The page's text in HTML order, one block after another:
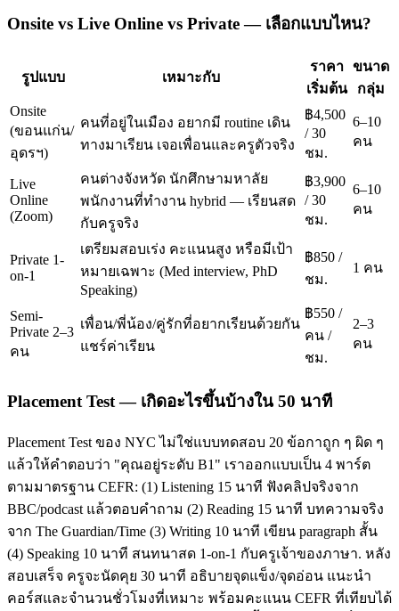
Onsite vs Live Online vs Private — เลือกแบบไหน?
รูปแบบ เหมาะกับ
ราคา
เริ่มต้น
ขนาด
กลุ่ม
Onsite
(ขอนแก่น/
อุดรฯ)
คนที่อยู่ในเมือง อยากมี routine เดิน
ทางมาเรียน เจอเพื่อนและครูตัวจริง
฿4,500
/ 30
ชม.
6–10
คน
Live
Online
(Zoom)
คนต่างจังหวัด นักศึกษามหาลัย
พนักงานที่ทำงาน hybrid — เรียนสด
กับครูจริง
฿3,900
/ 30
ชม.
6–10
คน
Private 1-
on-1
เตรียมสอบเร่ง คะแนนสูง หรือมีเป้า
หมายเฉพาะ (Med interview, PhD
Speaking)
฿850 /
ชม.
1 คน
Semi-
Private 2–3
คน
เพื่อน/พี่น้อง/คู่รักที่อยากเรียนด้วยกัน
แชร์ค่าเรียน
฿550 /
คน /
ชม.
2–3
คน
Placement Test — เกิดอะไรขึ้นบ้างใน 50 นาที
Placement Test ของ NYC ไม่ใช่แบบทดสอบ 20 ข้อกาถูก ๆ ผิด ๆ
แล้วให้คำตอบว่า "คุณอยู่ระดับ B1" เราออกแบบเป็น 4 พาร์ต
ตามมาตรฐาน CEFR: (1) Listening 15 นาที ฟังคลิปจริงจาก
BBC/podcast แล้วตอบคำถาม (2) Reading 15 นาที บทความจริง
จาก The Guardian/Time (3) Writing 10 นาที เขียน paragraph สั้น
(4) Speaking 10 นาที สนทนาสด 1-on-1 กับครูเจ้าของภาษา. หลัง
สอบเสร็จ ครูจะนัดคุย 30 นาที อธิบายจุดแข็ง/จุดอ่อน แนะนำ
คอร์สและจำนวนชั่วโมงที่เหมาะ พร้อมคะแนน CEFR ที่เทียบได้